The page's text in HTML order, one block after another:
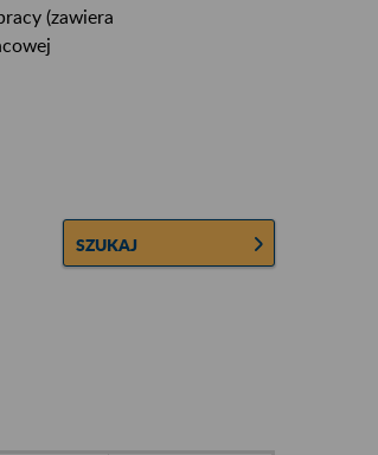
(zawiera
SZUKAJ